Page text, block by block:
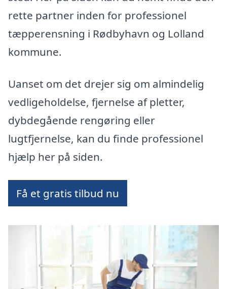
rette partner inden for professionel
tæpperensning i Rødbyhavn og Lolland
kommune.
Uanset om det drejer sig om almindelig
vedligeholdelse, fjernelse af pletter,
dybdegående rengøring eller
lugtfjernelse, kan du finde professionel
hjælp her på siden.
Få et gratis tilbud nu